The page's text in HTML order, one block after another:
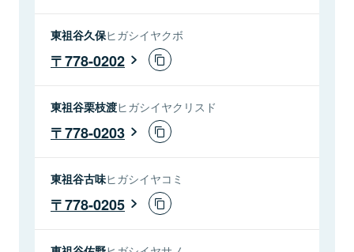
東祖谷久保ヒガシイヤクボ
778-0202
東祖谷栗枝渡ヒガシイヤクリスド
778-0203
東祖谷古味ヒガシイヤコミ
778-0205